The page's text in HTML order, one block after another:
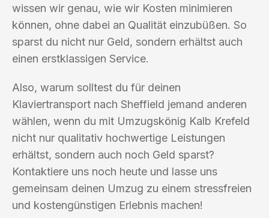
wissen wir genau, wie wir Kosten minimieren
können, ohne dabei an Qualität einzubüßen. So
sparst du nicht nur Geld, sondern erhältst auch
einen erstklassigen Service.
Also, warum solltest du für deinen
Klaviertransport nach Sheffield jemand anderen
wählen, wenn du mit Umzugskönig Kalb Krefeld
nicht nur qualitativ hochwertige Leistungen
erhältst, sondern auch noch Geld sparst?
Kontaktiere uns noch heute und lasse uns
gemeinsam deinen Umzug zu einem stressfreien
und kostengünstigen Erlebnis machen!